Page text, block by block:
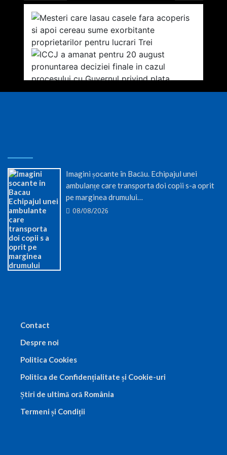
Imagini șocante în Bacău. Echipajul unei
ambulanțe care transporta doi copii s-a oprit
pe marginea drumului…
08/08/2026
Contact
Despre noi
Politica Cookies
Politica de Confidențialitate și Cookie-uri
Știri de ultimă oră România
Termeni și Condiții